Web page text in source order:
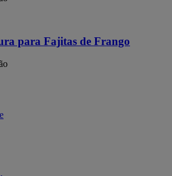
para Fajitas de Frango